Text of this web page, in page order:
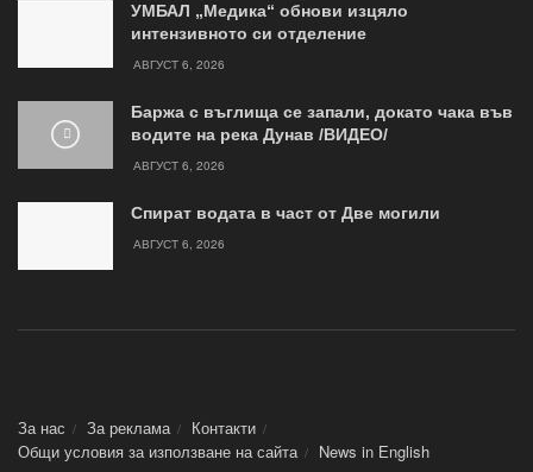
УМБАЛ „Медика“ обнови изцяло
интензивното си отделение
АВГУСТ 6, 2026
Баржа с въглища се запали, докато чака във
водите на река Дунав /ВИДЕО/
АВГУСТ 6, 2026
Спират водата в част от Две могили
АВГУСТ 6, 2026
За нас За реклама
Контакти
Общи условия за използване на сайта
News in Еnglish